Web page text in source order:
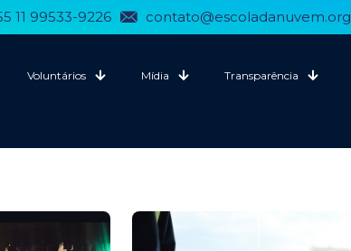
11 99533-9226 contato@escoladanuvem.org
Voluntários Mídia Transparência